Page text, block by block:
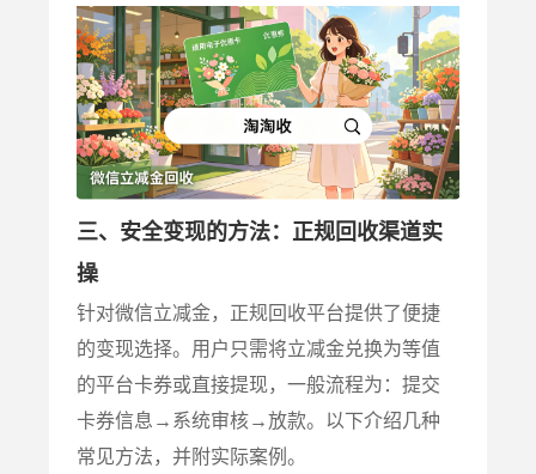
三、安全变现的方法：正规回收渠道实
操
针对微信立减金，正规回收平台提供了便捷
的变现选择。用户只需将立减金兑换为等值
的平台卡券或直接提现，一般流程为：提交
卡券信息→系统审核→放款。以下介绍几种
常见方法，并附实际案例。